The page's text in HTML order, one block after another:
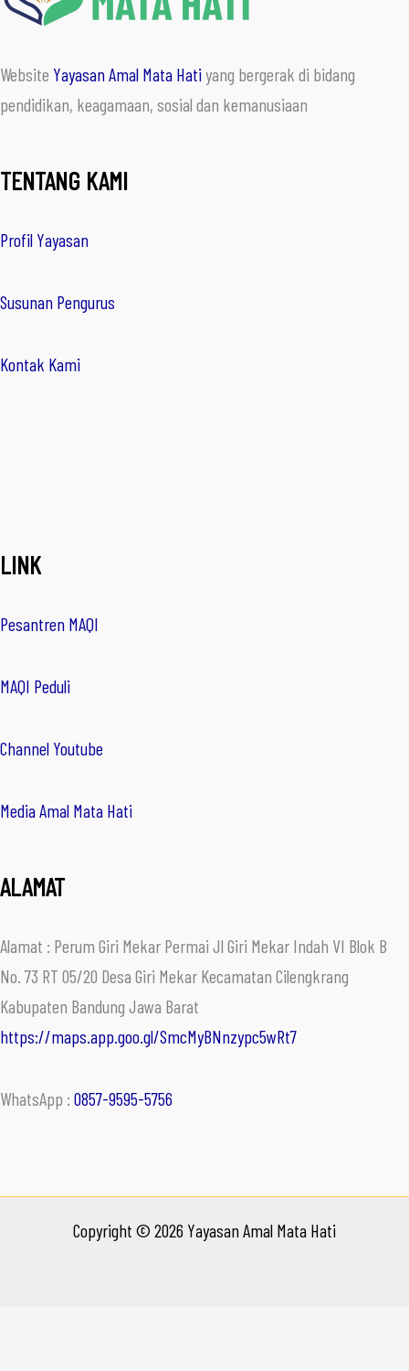
Website Yayasan Amal Mata Hatiyang bergerak di bidang
pendidikan, keagamaan, sosial dan kemanusiaan
TENTANG KAMI
Profil Yayasan
Susunan Pengurus
Kontak Kami
LINK
Pesantren MAQI
MAQI Peduli
Channel Youtube
Media Amal Mata Hati
ALAMAT
Alamat : Perum Giri Mekar Permai Jl Giri Mekar Indah VI Blok B
No. 73 RT 05/20 Desa Giri Mekar Kecamatan Cilengkrang
Kabupaten Bandung Jawa Barat
https://maps.app.goo.gl/SmcMyBNnzypc5wRt7
WhatsApp : 0857-9595-5756
Copyright © 2026 Yayasan Amal Mata Hati